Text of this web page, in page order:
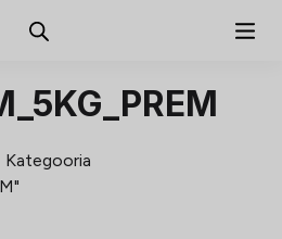
Kategooria